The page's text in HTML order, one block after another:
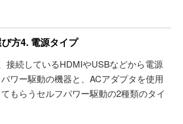
方4. 電源タイプ
接続しているHDMIやUSBなどから電源
ワー駆動の機器と、ACアダプタを使用
もらうセルフパワー駆動の2種類のタイ